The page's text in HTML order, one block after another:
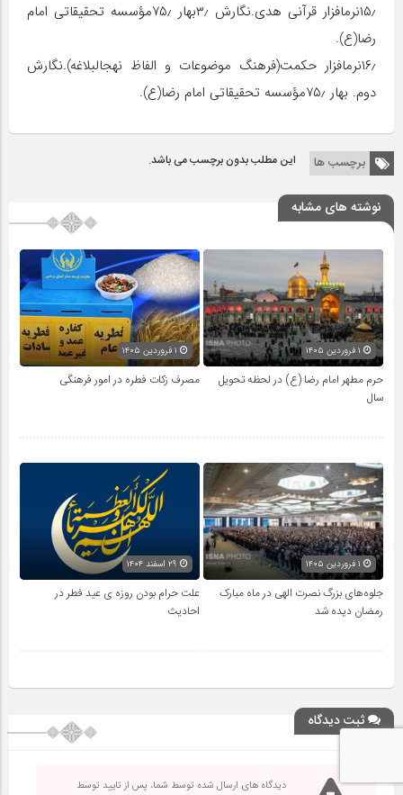
۱۵٫نرم‏افزار قرآنی هدی.نگارش ۳٫بهار ۷۵٫مؤسسه تحقیقاتی امام
رضا(ع).
۱۶٫نرم‏افزار حکمت(فرهنگ موضوعات و الفاظ نهج‏البلاغه).نگارش
دوم. بهار ۷۵٫مؤسسه تحقیقاتی امام رضا(ع).
برچسب ها این مطلب بدون برچسب می باشد.
نوشته های مشابه
حرم مطهر امام رضا (ع) در لحظه تحویل
سال
مصرف زکات فطره در امور فرهنگی
جلوه‌های بزرگ نصرت الهی در ماه مبارک
رمضان دیده شد
علت حرام بودن روزه ی عید فطر در
احادیث
ثبت دیدگاه
دیدگاه های ارسال شده توسط شما، پس از تایید توسط